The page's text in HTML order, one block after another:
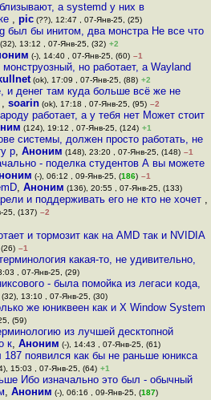
а systemd у них в
,pic (??), 12:47 , 07-Янв-25, (25)
был бы инитом, два монстра Не все что
(32), 13:12 , 07-Янв-25, (32) +2
(-), 14:40 , 07-Янв-25, (60) –1
но работает, а Wayland
(ok), 17:09 , 07-Янв-25, (88) +2
и денег там куда больше всё же не
, soarin(ok), 17:18 , 07-Янв-25, (95) –2
работает, а у тебя нет Может стоит
(124), 19:12 , 07-Янв-25, (124) +1
системы, должен просто работать, не
р,Аноним (148), 23:20 , 07-Янв-25, (148) –1
- поделка студентов А вы можете
(-), 06:12 , 09-Янв-25, (186) –1
, Аноним (136), 20:55 , 07-Янв-25, (133)
и поддерживать его не кто не хочет ,
25, (137) –2
и тормозит как на AMD так и NVIDIA
–1
какая-то, не удивительно,
, 07-Янв-25, (29)
- была помойка из легаси кода,
(32), 13:10 , 07-Янв-25, (30)
же юниквеен как и X Window System
(59)
из лучшей десктопной
к, Аноним (-), 14:43 , 07-Янв-25, (61)
187 появился как бы не раньше юникса
15:03 , 07-Янв-25, (64) +1
Ибо изначально это был - обычный
, Аноним (-), 06:16 , 09-Янв-25, (187)